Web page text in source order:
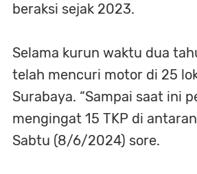
beraksi sejak 2023.
Selama kurun waktu dua
telah mencuri motor di 25
Surabaya. “Sampai saat ini
mengingat 15 TKP di
Sabtu (8/6/2024) sore.